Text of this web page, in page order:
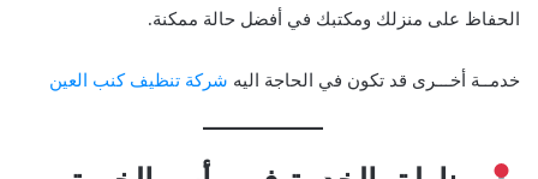
الحفاظ على منزلك ومكتبك في أفضل حالة ممكنة.
خدمــة أخـــرى قد تكون في الحاجة اليه شركة تنظيف كنب العين